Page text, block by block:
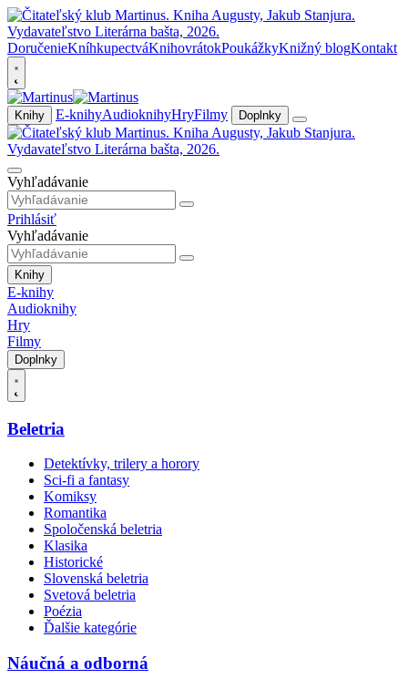
DoručenieKníhkupectváKnihovrátokPoukážkyKnižný blogKontakt
Knihy E-knihyAudioknihyHryFilmy Doplnky
Vyhľadávanie
Prihlásiť
Vyhľadávanie
Knihy
E-knihy
Audioknihy
Hry
Filmy
Doplnky
Beletria
Detektívky, trilery a horory
Sci-fi a fantasy
Komiksy
Romantika
Spoločenská beletria
Klasika
Historické
Slovenská beletria
Svetová beletria
Poézia
Ďalšie kategórie
Náučná a odborná